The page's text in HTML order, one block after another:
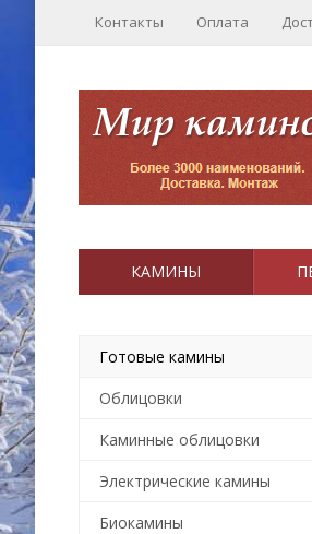
Контакты Оплата
КАМИНЫ
Готовые камины
Облицовки
Каминные облицовки
Электрические камины
Биокамины